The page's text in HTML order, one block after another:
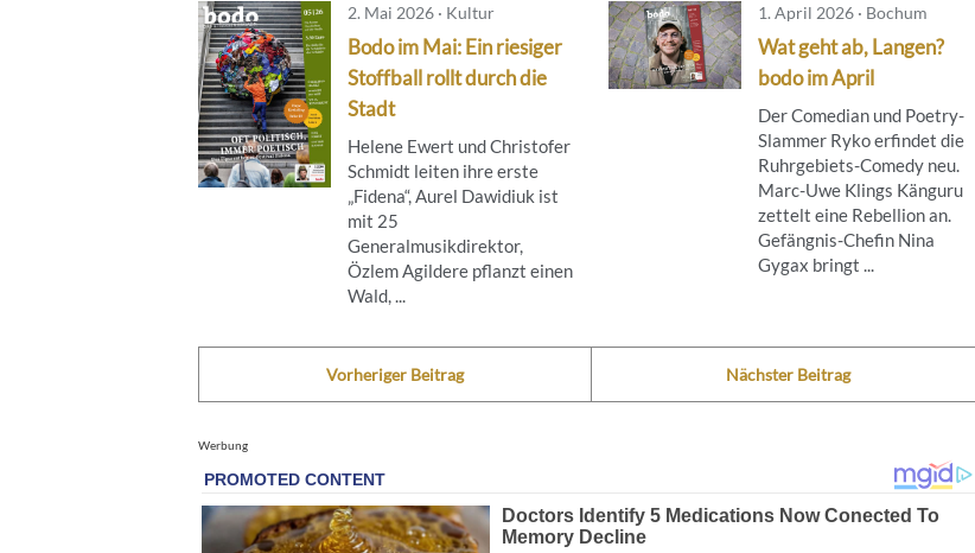
2. Mai 2026 · Kultur
Bodo im Mai: Ein riesiger
Stoffball rollt durch die
Stadt
Helene Ewert und Christofer
Schmidt leiten ihre erste
„Fidena“, Aurel Dawidiuk ist
mit 25
Generalmusikdirektor,
Özlem Agildere pflanzt einen
Wald, ...
1. April 2026 · Bochum
Wat geht ab, Langen?
bodo im April
Der Comedian und Poetry-
Slammer Ryko erfindet die
Ruhrgebiets-Comedy neu.
Marc-Uwe Klings Känguru
zettelt eine Rebellion an.
Gefängnis-Chefin Nina
Gygax bringt ...
Vorheriger Beitrag Nächster Beitrag
Werbung